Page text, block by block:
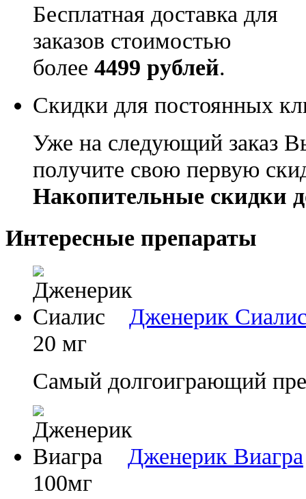
Бесплатная доставка для
заказов стоимостью
более 4499 рублей.
Скидки для постоянных
Уже на следующий заказ
получите свою первую
Накопительные скидки
Интересные препараты
Дженерик
20 мг
Самый долгоиграющий
Дженерик Виагра
100мг